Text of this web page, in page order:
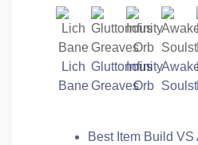
Lich
Bane
Gluttonous
Greaves
Infinity
Orb
Best Item Build